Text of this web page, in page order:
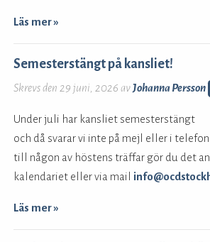
Läs mer »
Semesterstängt på kansliet!
Skrevs den 29 juni, 2026 avJohanna Persson
Under juli har kansliet semesterstängt
och då svarar vi inte på mejl eller i
till någon av höstens träffar gör du det
kalendariet eller via mail
Läs mer »